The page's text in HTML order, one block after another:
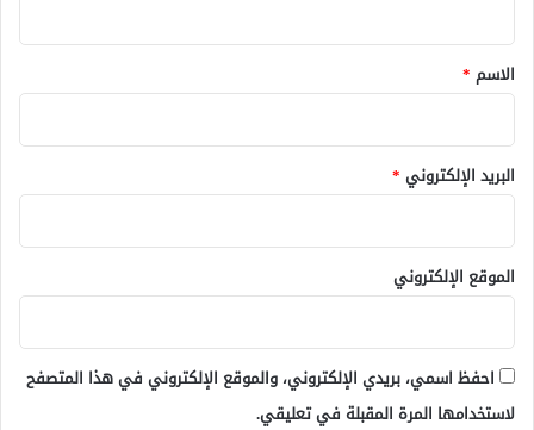
*
الاسم *
البريد الإلكتروني *
الموقع الإلكتروني
احفظ اسمي، بريدي الإلكتروني، والموقع الإلكتروني في هذا المتصفح
لاستخدامها المرة المقبلة في تعليقي.